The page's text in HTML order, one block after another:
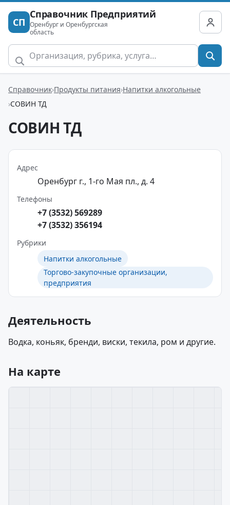
СП
Справочник Предприятий
Оренбург и Оренбургская
область
Справочник Продукты питания Напитки алкогольные
СОВИН ТД
СОВИН ТД
Адрес
Оренбург г., 1-го Мая пл., д. 4
Телефоны
+7 (3532) 569289
+7 (3532) 356194
Рубрики
Напитки алкогольные
Торгово-закупочные организации,
предприятия
Деятельность
Водка, коньяк, бренди, виски, текила, ром и другие.
На карте